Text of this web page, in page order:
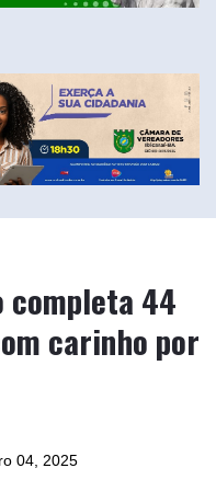
completa 44
carinho por
04, 2025